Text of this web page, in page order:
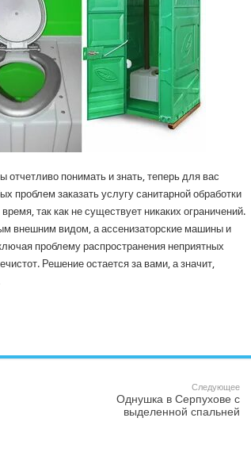
понимать и знать, теперь для вас
заказать услугу санитарной обработки
так как не существует никаких ограничений.
внешним видом, а ассенизаторские машины и
проблему распространения неприятных
Решение остается за вами, а значит,
Следующее
Однушка в Серпухове с
выделенной спальней